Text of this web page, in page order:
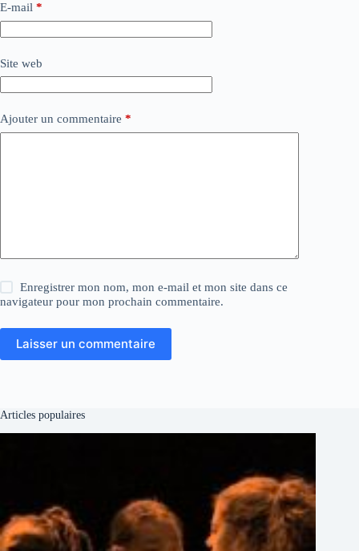
E-mail *
Site web
Ajouter un commentaire *
Enregistrer mon nom, mon e-mail et mon site dans ce
navigateur pour mon prochain commentaire.
Laisser un commentaire
Articles populaires